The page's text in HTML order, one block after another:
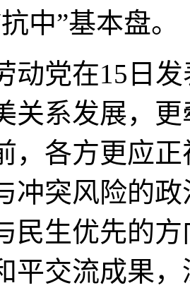
中”基本盘。
党在15日发
关系发展，
，各方更应
冲突风险的
民生优先的
平交流成果